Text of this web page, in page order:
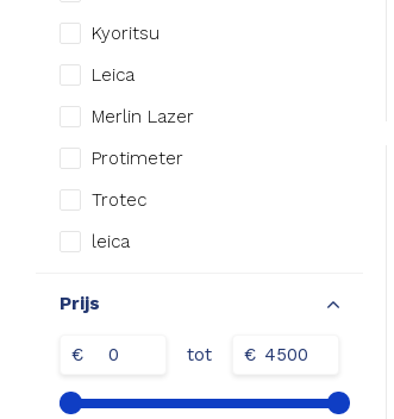
Kyoritsu
Leica
Merlin Lazer
Protimeter
Trotec
leica
Prijs
€ tot €